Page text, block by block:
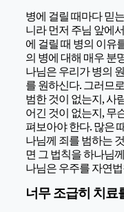
병에 걸릴 때마다 믿
니라 먼저 주님 앞에
에 걸릴 때 병의 이유
의 병에 대해 매우 분
나님은 우리가 병의
를 원하신다. 그러므
범한 것이 없는지, 사
어긴 것이 없는지, 무
펴보아야 한다. 많은
나님께 죄를 범하는
면 그 법칙을 하나님
나님은 우주를 자연
너무 조급히 치료